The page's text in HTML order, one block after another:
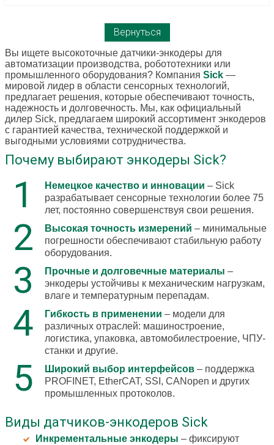
Вернуться
Вы ищете высокоточные датчики-энкодеры для
автоматизации производства, робототехники или
промышленного оборудования? Компания Sick —
мировой лидер в области сенсорных технологий,
предлагает решения, которые обеспечивают точность,
надежность и долговечность. Мы, как официальный
дилер Sick, предлагаем широкий ассортимент энкодеров
с гарантией качества, технической поддержкой и
выгодными условиями сотрудничества.
Почему выбирают энкодеры Sick?
Немецкое качество и инновации – Sick
разрабатывает сенсорные технологии более 75
лет, постоянно совершенствуя свои решения.
Высокая точность измерений – минимальные
погрешности обеспечивают стабильную работу
оборудования.
Прочные и долговечные материалы –
энкодеры устойчивы к механическим нагрузкам,
влаге и температурным перепадам.
Гибкость в применении – модели для
различных отраслей: машиностроение,
логистика, упаковка, автомобилестроение, ЧПУ-
станки и другие.
Широкий выбор интерфейсов – поддержка
PROFINET, EtherCAT, SSI, CANopen и других
промышленных протоколов.
Виды датчиков-энкодеров Sick
Инкрементальные энкодеры – фиксируют